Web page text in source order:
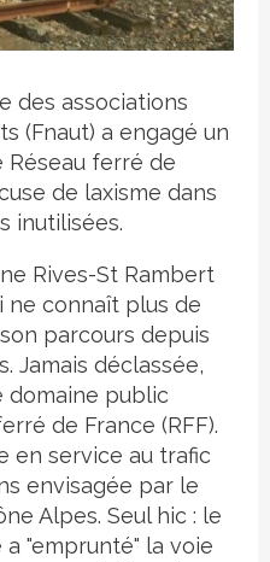
des associations
(Fnaut) a engagé un
Réseau ferré de
de laxisme dans
inutilisées.
Rives-St Rambert
ne connaît plus de
parcours depuis
Jamais déclassée,
domaine public
de France (RFF).
en service au trafic
envisagée par le
Alpes. Seul hic : le
"emprunté" la voie